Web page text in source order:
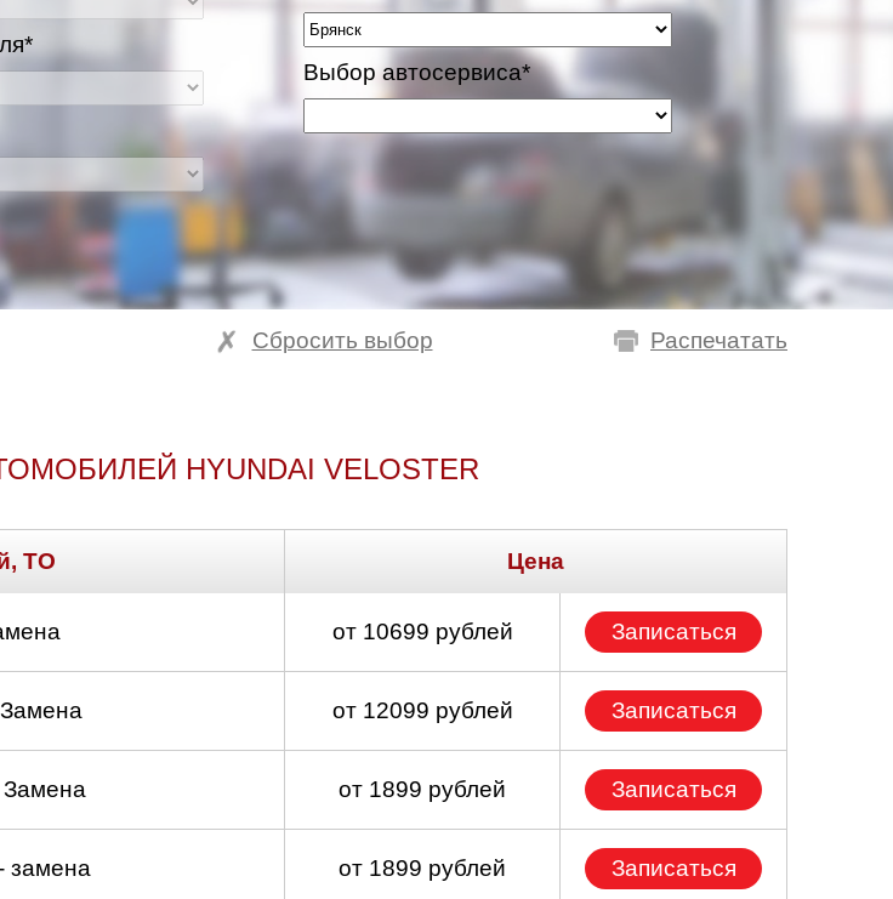
Выбор автосервиса*
Распечатать
Сбросить выбор
HYUNDAI VELOSTER
ТО Цена
от 10699 рублей Записаться
от 12099 рублей Записаться
Замена от 1899 рублей Записаться
замена от 1899 рублей Записаться